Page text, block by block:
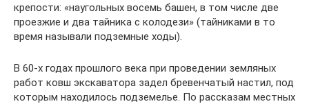
крепости: «наугольных восемь башен, в том числе две
проезжие и два тайника с колодези» (тайниками в то
время называли подземные ходы).
В 60-х годах прошлого века при проведении земляных
работ ковш экскаватора задел бревенчатый настил, под
которым находилось подземелье. По рассказам местных